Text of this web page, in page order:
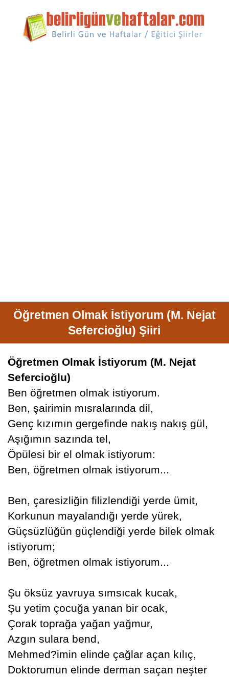
Öğretmen Olmak İstiyorum (M. Nejat
Sefercioğlu) Şiiri
Öğretmen Olmak İstiyorum (M. Nejat
Sefercioğlu)
Ben öğretmen olmak istiyorum.
Ben, şairimin mısralarında dil,
Genç kızımın gergefinde nakış nakış gül,
Aşığımın sazında tel,
Öpülesi bir el olmak istiyorum:
Ben, öğretmen olmak istiyorum...
Ben, çaresizliğin filizlendiği yerde ümit,
Korkunun mayalandığı yerde yürek,
Güçsüzlüğün güçlendiği yerde bilek olmak
istiyorum;
Ben, öğretmen olmak istiyorum...
Şu öksüz yavruya sımsıcak kucak,
Şu yetim çocuğa yanan bir ocak,
Çorak toprağa yağan yağmur,
Azgın sulara bend,
Mehmed?imin elinde çağlar açan kılıç,
Doktorumun elinde derman saçan neşter